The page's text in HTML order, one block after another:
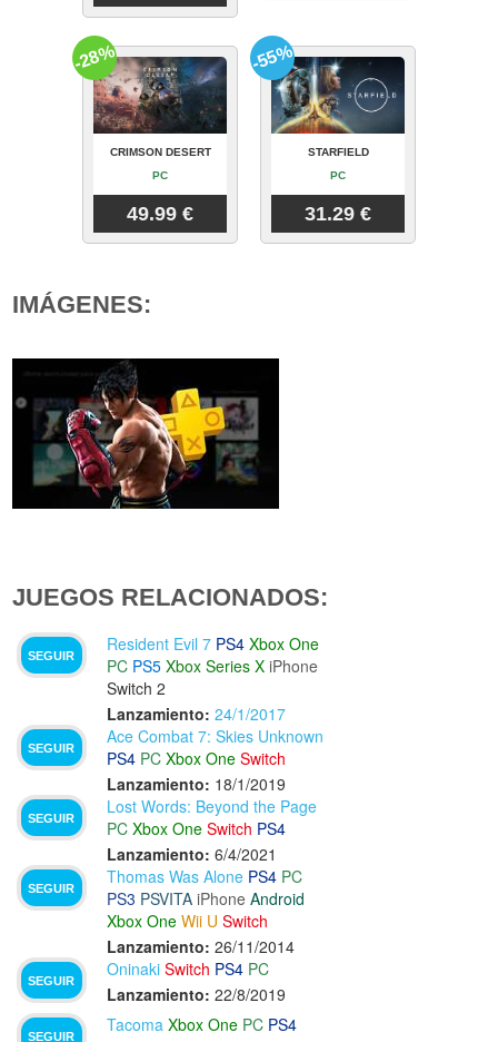
CRIMSON DESERT
PC
49.99 €
-28%
STARFIELD
PC
31.29 €
-55%
IMÁGENES:
JUEGOS RELACIONADOS:
SEGUIR
Resident Evil 7 PS4 Xbox One
PC PS5 Xbox Series X iPhone
Switch 2
Lanzamiento: 24/1/2017
SEGUIR
Ace Combat 7: Skies Unknown
PS4 PC Xbox One Switch
Lanzamiento: 18/1/2019
SEGUIR
Lost Words: Beyond the Page
PC Xbox One Switch PS4
Lanzamiento: 6/4/2021
SEGUIR
Thomas Was Alone PS4 PC
PS3 PSVITA iPhone Android
Xbox One Wii U Switch
Lanzamiento: 26/11/2014
SEGUIR
Oninaki Switch PS4 PC
Lanzamiento: 22/8/2019
SEGUIR
Tacoma Xbox One PC PS4